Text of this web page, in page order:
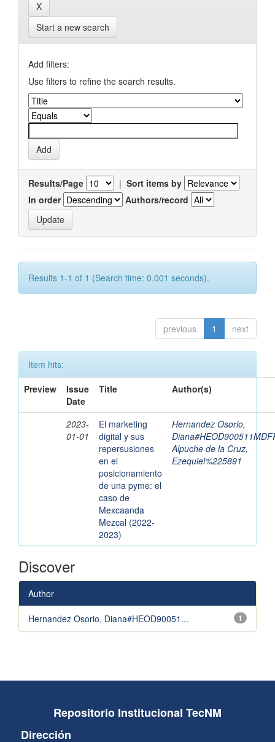
Start a new search
Add filters:
Use filters to refine the search results.
Results/Page | Sort items by
In order
Authors/record
Results 1-1 of 1 (Search time: 0.001 seconds).
previous 1 next
Item hits:
Preview
Issue
Date
Title Author(s)
2023-
01-01
El marketing
digital y sus
repersusiones
en el
posicionamiento
de una pyme: el
caso de
Mexcaanda
Mezcal (2022-
2023)
Hernandez Osorio,
Alpuche de la Cruz,
Ezequiel%225891
Discover
Author
1
Hernandez Osorio, Diana#HEOD90051...
Repositorio Institucional TecNM
Dirección